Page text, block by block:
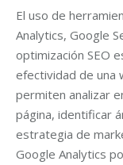
El uso de
Analytics, Google
optimización SEO
efectividad de una
permiten analizar
página, identificar
estrategia de
Google Analytics